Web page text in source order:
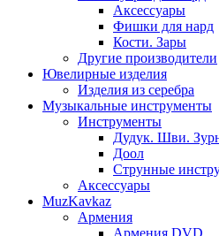
Аксессуары
Фишки для нард
Кости. Зары
Другие производители
Ювелирные изделия
Изделия из серебра
Музыкальные инструменты
Инструменты
Дудук. Шви.
Доол
Струнные
Аксессуары
MuzKavkaz
Армения
Армения DVD